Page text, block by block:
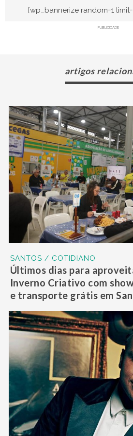
[wp_bannerize random=1
PUBLICIDADE
artigos
SANTOS / COTIDIANO
Últimos dias para
Inverno Criativo com
e transporte grátis em